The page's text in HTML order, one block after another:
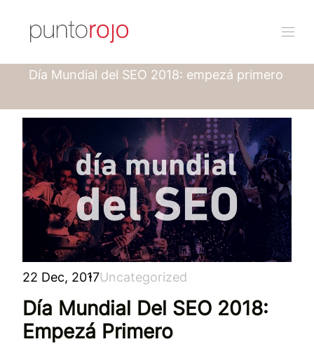
Día Mundial del SEO 2018: empezá primero
22 Dec, 2017Uncategorized
Día Mundial Del SEO 2018:
Empezá Primero